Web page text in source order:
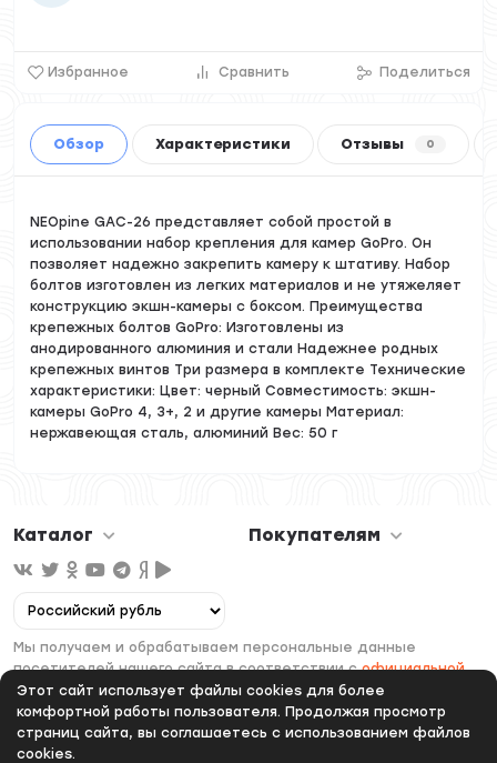
Этот сайт использует файлы cookies для более
комфортной работы пользователя. Продолжая просмотр
страниц сайта, вы соглашаетесь с использованием файлов
cookies.
Избранное Сравнить Поделиться
Обзор Характеристики Отзывы 0
NEOpine GAC-26 представляет собой простой в
использовании набор крепления для камер GoPro. Он
позволяет надежно закрепить камеру к штативу. Набор
болтов изготовлен из легких материалов и не утяжеляет
конструкцию экшн-камеры с боксом. Преимущества
крепежных болтов GoPro: Изготовлены из
анодированного алюминия и стали Надежнее родных
крепежных винтов Три размера в комплекте Технические
характеристики: Цвет: черный Совместимость: экшн-
камеры GoPro 4, 3+, 2 и другие камеры Материал:
нержавеющая сталь, алюминий Вес: 50 г
Каталог Покупателям
Мы получаем и обрабатываем персональные данные
посетителей нашего сайта в соответствии софициальной
политикой. Если вы не даете согласия на обработку своих
персональных данных, вам необходимо покинуть наш сайт.